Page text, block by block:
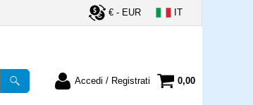
€ - EUR IT
Accedi / Registrati 0,00